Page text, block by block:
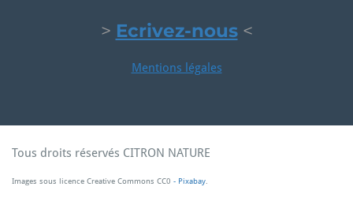
> Ecrivez-nous<
Mentions légales
Tous droits réservés CITRON NATURE
Images sous licence Creative Commons CC0 - Pixabay